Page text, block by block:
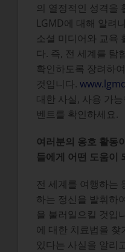
의 열정적인 성격을
LGMD에 대해 알려
소셜 미디어와 교육
다. 즉, 전 세계를 탐
확인하도록 장려하
것입니다.
대한 사실, 사용 가
벤트를 확인하세요.
여러분의 옹호 활동
들에게 어떤 도움이
전 세계를 여행하는
하는 정신을 발휘하
을 불러일으킬 것입
에 대한 치료법을 찾
있다는 사실을 알리